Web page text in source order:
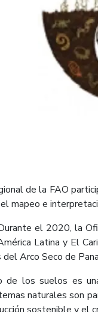
de la FAO
mapeo e
el 2020, la
Latina y El
Arco Seco de
de los suelos es
naturales son